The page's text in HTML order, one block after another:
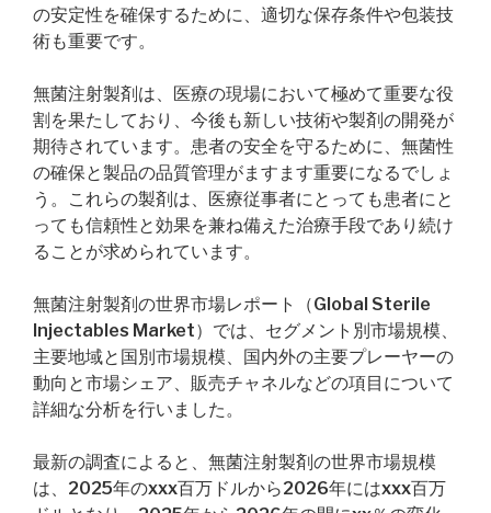
の安定性を確保するために、適切な保存条件や包装技
術も重要です。
無菌注射製剤は、医療の現場において極めて重要な役
割を果たしており、今後も新しい技術や製剤の開発が
期待されています。患者の安全を守るために、無菌性
の確保と製品の品質管理がますます重要になるでしょ
う。これらの製剤は、医療従事者にとっても患者にと
っても信頼性と効果を兼ね備えた治療手段であり続け
ることが求められています。
無菌注射製剤の世界市場レポート（Global Sterile
Injectables Market）では、セグメント別市場規模、
主要地域と国別市場規模、国内外の主要プレーヤーの
動向と市場シェア、販売チャネルなどの項目について
詳細な分析を行いました。
最新の調査によると、無菌注射製剤の世界市場規模
は、2025年のxxx百万ドルから2026年にはxxx百万